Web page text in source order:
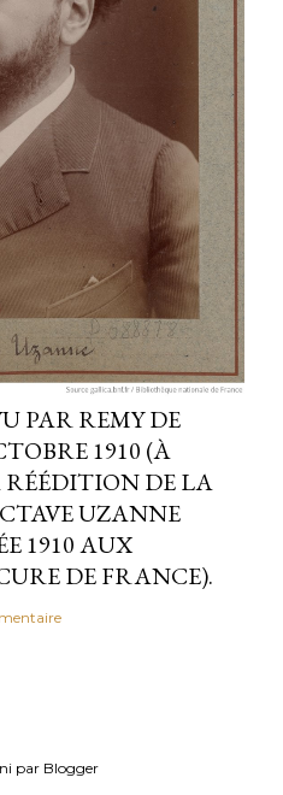
PAR REMY DE
1910 (À
DE LA
UZANNE
1910 AUX
DE FRANCE).
par Blogger